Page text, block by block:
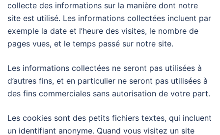
collecte des informations sur la manière dont notre
site est utilisé. Les informations collectées incluent par
exemple la date et l’heure des visites, le nombre de
pages vues, et le temps passé sur notre site.
Les informations collectées ne seront pas utilisées à
d’autres fins, et en particulier ne seront pas utilisées à
des fins commerciales sans autorisation de votre part.
Les cookies sont des petits fichiers textes, qui incluent
un identifiant anonyme. Quand vous visitez un site